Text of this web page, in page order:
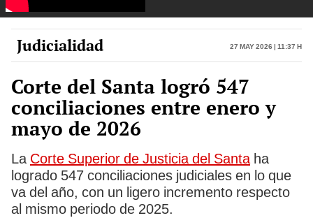
Rosa María Palacios
Judicialidad 27 May 2026 | 11:37 h
Corte del Santa logró 547
conciliaciones entre enero y
mayo de 2026
La Corte Superior de Justicia del Santaha
logrado 547 conciliaciones judiciales en lo que
va del año, con un ligero incremento respecto
al mismo periodo de 2025.